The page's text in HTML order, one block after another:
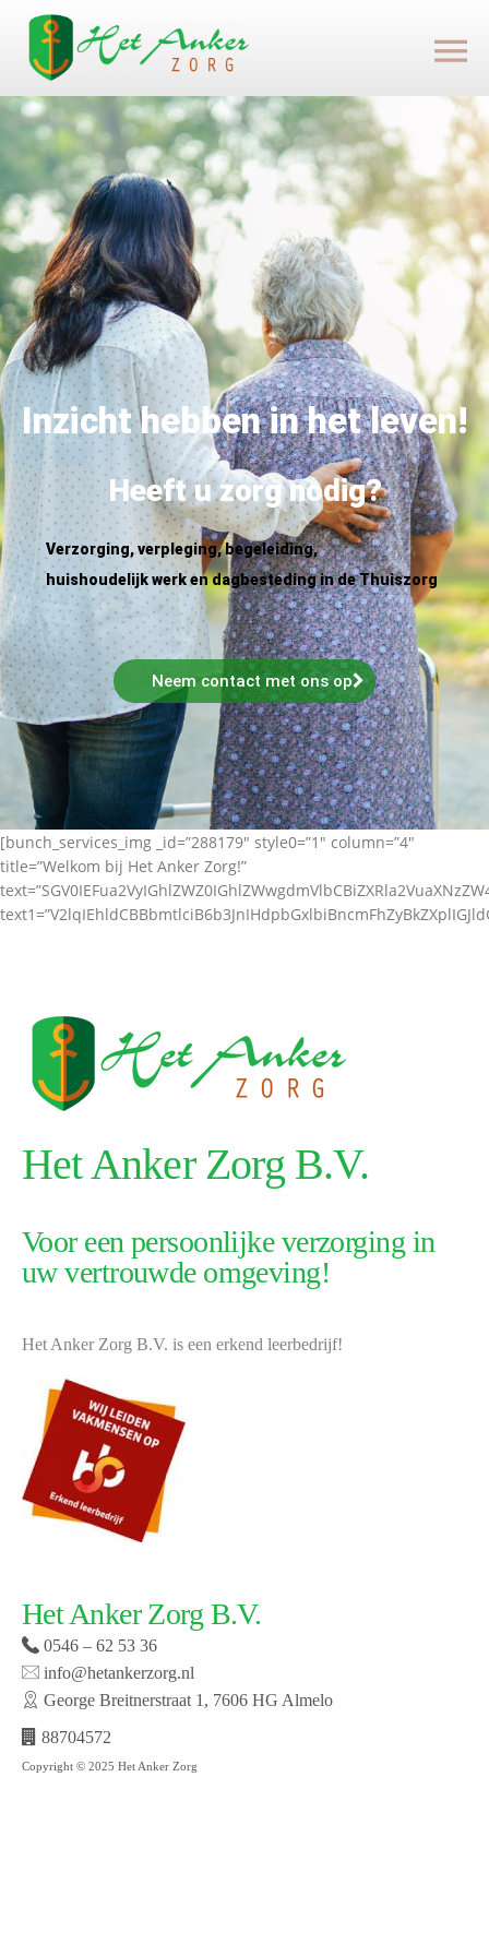
Inzicht hebben in het leven!
Heeft u zorg nodig?
Verzorging, verpleging, begeleiding,
huishoudelijk werk en dagbesteding in de Thuiszorg
Neem contact met ons op
[bunch_services_img _id=”288179″ style0=”1″ column=”4″
title=”Welkom bij Het Anker Zorg!”
Het Anker Zorg B.V.
Voor een persoonlijke verzorging in
uw vertrouwde omgeving!
Het Anker Zorg B.V. is een erkend leerbedrijf!
Het Anker Zorg B.V.
0546 – 62 53 36
info@hetankerzorg.nl
George Breitnerstraat 1, 7606 HG Almelo
88704572
Copyright © 2025 Het Anker Zorg